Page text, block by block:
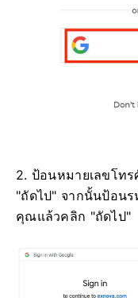
2. ป้อนหมายเลขโท
"ถัดไป" จากนั้นป้อน
คุณแล้วคลิก "ถัดไป"